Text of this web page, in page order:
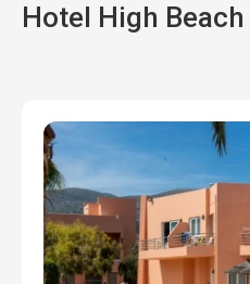
Hotel High Beach